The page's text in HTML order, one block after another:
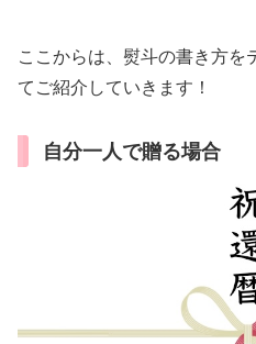
ここからは、熨斗の書き方を
てご紹介していきます！
自分一人で贈る場合